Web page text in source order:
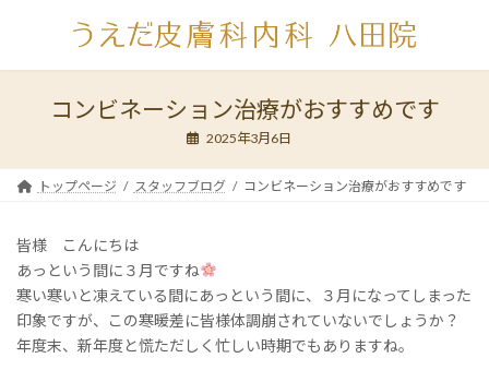
ン
ー
コンビネーション治療がおすすめです
2025年3月6日
トップページ スタッフブログ コンビネーション治療がおすすめです
皆様 こんにちは
あっという間に３月ですね
寒い寒いと凍えている間にあっという間に、３月になってしまった
印象ですが、この寒暖差に皆様体調崩されていないでしょうか？
年度末、新年度と慌ただしく忙しい時期でもありますね。